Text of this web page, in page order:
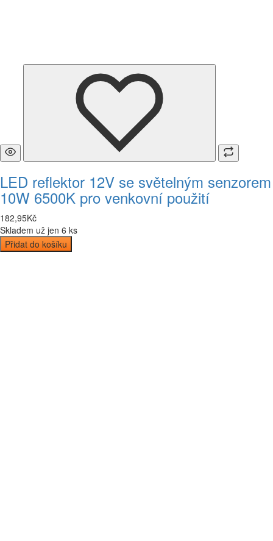
LED reflektor 12V se světelným senzorem
10W 6500K pro venkovní použití
182,95Kč
Skladem už jen 6 ks
Přidat do košíku